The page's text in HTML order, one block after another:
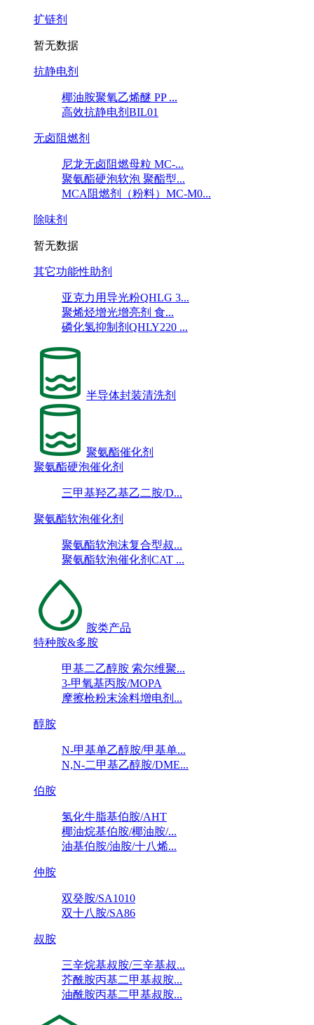
扩链剂
暂无数据
抗静电剂
椰油胺聚氧乙烯醚 PP ...
高效抗静电剂BIL01
无卤阻燃剂
尼龙无卤阻燃母粒 MC-...
聚氨酯硬泡软泡 聚酯型...
MCA阻燃剂（粉料）MC-M0...
除味剂
暂无数据
其它功能性助剂
亚克力用导光粉QHLG 3...
聚烯烃增光增亮剂 食...
磷化氢抑制剂QHLY220 ...
半导体封装清洗剂
聚氨酯催化剂
聚氨酯硬泡催化剂
三甲基羟乙基乙二胺/D...
聚氨酯软泡催化剂
聚氨酯软泡沫复合型叔...
聚氨酯软泡催化剂CAT ...
胺类产品
特种胺&多胺
甲基二乙醇胺 索尔维聚...
3-甲氧基丙胺/MOPA
摩擦枪粉末涂料增电剂...
醇胺
N-甲基单乙醇胺/甲基单...
N,N-二甲基乙醇胺/DME...
伯胺
氢化牛脂基伯胺/AHT
椰油烷基伯胺/椰油胺/...
油基伯胺/油胺/十八烯...
仲胺
双癸胺/SA1010
双十八胺/SA86
叔胺
三辛烷基叔胺/三辛基叔...
芥酰胺丙基二甲基叔胺...
油酰胺丙基二甲基叔胺...